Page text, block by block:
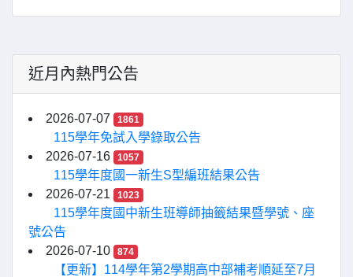
近月內熱門公告
2026-07-07 1861
115學年免試入學錄取公告
2026-07-16
1057
115學年度國一新生S型編班結果公告
2026-07-21
1023
115學年度國中新生班導師抽籤結果暨學號、座
號公告
2026-07-10
874
【更新】114學年第2學期高中部補考順延至7月